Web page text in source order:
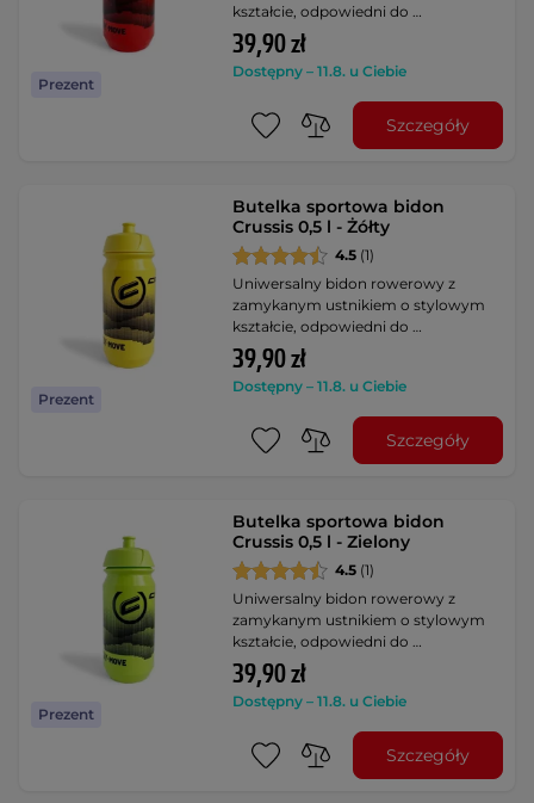
Prezent
kształcie, odpowiedni do …
39,90 zł
Dostępny – 11.8. u Ciebie
Szczegóły
Prezent
Butelka sportowa bidon
Crussis 0,5 l - Żółty
4.5 (1)
Uniwersalny bidon rowerowy z
zamykanym ustnikiem o stylowym
kształcie, odpowiedni do …
39,90 zł
Dostępny – 11.8. u Ciebie
Szczegóły
Prezent
Butelka sportowa bidon
Crussis 0,5 l - Zielony
4.5 (1)
Uniwersalny bidon rowerowy z
zamykanym ustnikiem o stylowym
kształcie, odpowiedni do …
39,90 zł
Dostępny – 11.8. u Ciebie
Szczegóły